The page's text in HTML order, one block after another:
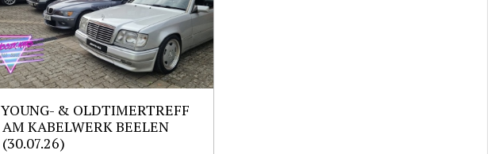
YOUNG- & OLDTIMERTREFF
AM KABELWERK BEELEN
(30.07.26)